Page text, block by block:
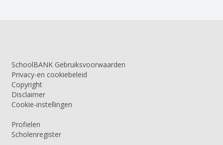
SchoolBANK Gebruiksvoorwaarden
Privacy-en cookiebeleid
Copyright
Disclaimer
Cookie-instellingen
Profielen
Scholenregister